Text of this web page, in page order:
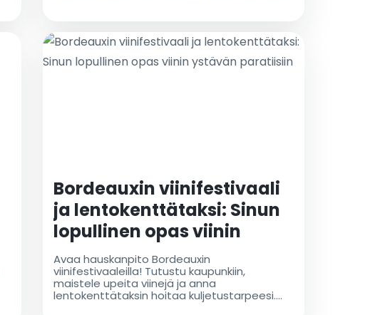
Bordeauxin viinifestivaali
ja lentokenttätaksi: Sinun
lopullinen opas viinin
ystävän paratiisiin
Avaa hauskanpito Bordeauxin
viinifestivaaleilla! Tutustu kaupunkiin,
maistele upeita viinejä ja anna
lentokenttätaksin hoitaa kuljetustarpeesi.